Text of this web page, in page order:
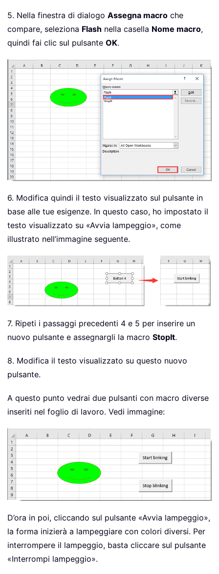
5. Nella finestra di dialogo Assegna macro che
compare, seleziona Flash nella casella Nome macro,
quindi fai clic sul pulsante OK.
6. Modifica quindi il testo visualizzato sul pulsante in
base alle tue esigenze. In questo caso, ho impostato il
testo visualizzato su «Avvia lampeggio», come
illustrato nell’immagine seguente.
7. Ripeti i passaggi precedenti 4 e 5 per inserire un
nuovo pulsante e assegnargli la macro StopIt.
8. Modifica il testo visualizzato su questo nuovo
pulsante.
A questo punto vedrai due pulsanti con macro diverse
inseriti nel foglio di lavoro. Vedi immagine:
D’ora in poi, cliccando sul pulsante «Avvia lampeggio»,
la forma inizierà a lampeggiare con colori diversi. Per
interrompere il lampeggio, basta cliccare sul pulsante
«Interrompi lampeggio».